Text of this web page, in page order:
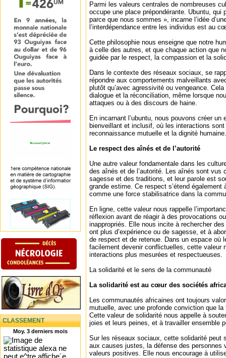
CLASSEMENT
Moy. 3 derniers mois
Parmi les valeurs centrales de nombreuses
occupe une place prépondérante. Ubuntu, qui
parce que nous sommes », incarne l’idée
l’interdépendance entre les individus est au
Cette philosophie nous enseigne que notre
à celle des autres, et que chaque action que
guidée par le respect, la compassion et la
Dans le contexte des réseaux sociaux, se
répondre aux comportements malveillants
plutôt qu’avec agressivité ou vengeance.
dialogue et la réconciliation, même lorsque
attaques ou à des discours de haine.
En incarnant l’ubuntu, nous pouvons créer un
bienveillant et inclusif, où les interactions
reconnaissance mutuelle et la dignité humaine.
Le respect des aînés et de l’autorité
Une autre valeur fondamentale dans les
des aînés et de l’autorité. Les aînés sont vus
sagesse et des traditions, et leur parole est
grande estime. Ce respect s’étend également
comme une force stabilisatrice dans la
En ligne, cette valeur nous rappelle
réflexion avant de réagir à des provocations
inappropriés. Elle nous incite à rechercher
ont plus d’expérience ou de sagesse, et à
de respect et de retenue. Dans un espace où
facilement devenir conflictuelles, cette valeur
interactions plus mesurées et respectueuses.
La solidarité et le sens de la communauté
La solidarité est au cœur des sociétés
Les communautés africaines ont toujours
mutuelle, avec une profonde conviction que la
Cette valeur de solidarité nous appelle à
joies et leurs peines, et à travailler ensemble
Sur les réseaux sociaux, cette solidarité peut
aux causes justes, la défense des personnes
valeurs positives. Elle nous encourage à